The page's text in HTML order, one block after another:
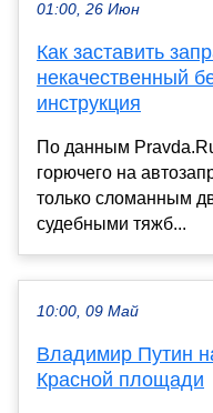
01:00, 26 Июн
Как заставить
некачественный
инструкция
По данным
горючего на
только сломанным
судебными тяжб...
10:00, 09 Май
Владимир Путин
Красной площади